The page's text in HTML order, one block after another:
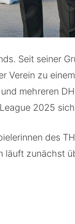
Seit seiner
Verein zu
mehreren
2025
des
läuft zunächst